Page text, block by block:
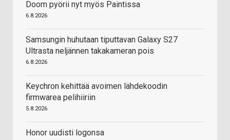
Doom pyörii nyt myös Paintissa
6.8.2026
Samsungin huhutaan tiputtavan Galaxy S27
Ultrasta neljännen takakameran pois
6.8.2026
Keychron kehittää avoimen lähdekoodin
firmwarea pelihiiriin
5.8.2026
Honor uudisti logonsa